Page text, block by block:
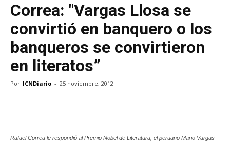
Correa: "Vargas Llosa se
convirtió en banquero o los
banqueros se convirtieron
en literatos”
Por ICNDiario - 25 noviembre, 2012
Rafael Correa le respondió al Premio Nobel de Literatura, el peruano Mario Vargas